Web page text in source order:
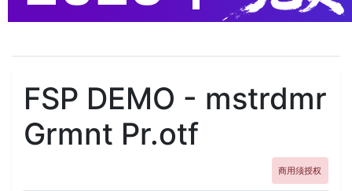
FSP DEMO - mstrdmr
Grmnt Pr.otf
商用须授权